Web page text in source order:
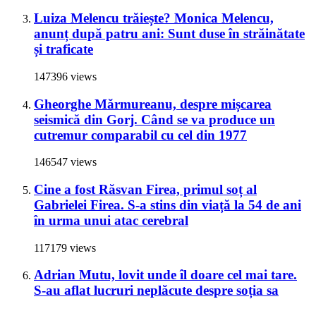
Luiza Melencu trăiește? Monica Melencu,
anunț după patru ani: Sunt duse în străinătate
și traficate
147396 views
Gheorghe Mărmureanu, despre mișcarea
seismică din Gorj. Când se va produce un
cutremur comparabil cu cel din 1977
146547 views
Cine a fost Răsvan Firea, primul soț al
Gabrielei Firea. S-a stins din viață la 54 de ani
în urma unui atac cerebral
117179 views
Adrian Mutu, lovit unde îl doare cel mai tare.
S-au aflat lucruri neplăcute despre soția sa